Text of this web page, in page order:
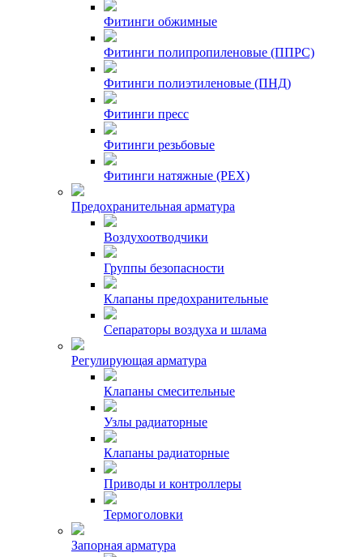
Фитинги обжимные
Фитинги полипропиленовые (ППРС)
Фитинги полиэтиленовые (ПНД)
Фитинги пресс
Фитинги резьбовые
Фитинги натяжные (PEX)
Предохранительная арматура
Воздухоотводчики
Группы безопасности
Клапаны предохранительные
Сепараторы воздуха и шлама
Регулирующая арматура
Клапаны смесительные
Узлы радиаторные
Клапаны радиаторные
Приводы и контроллеры
Термоголовки
Запорная арматура